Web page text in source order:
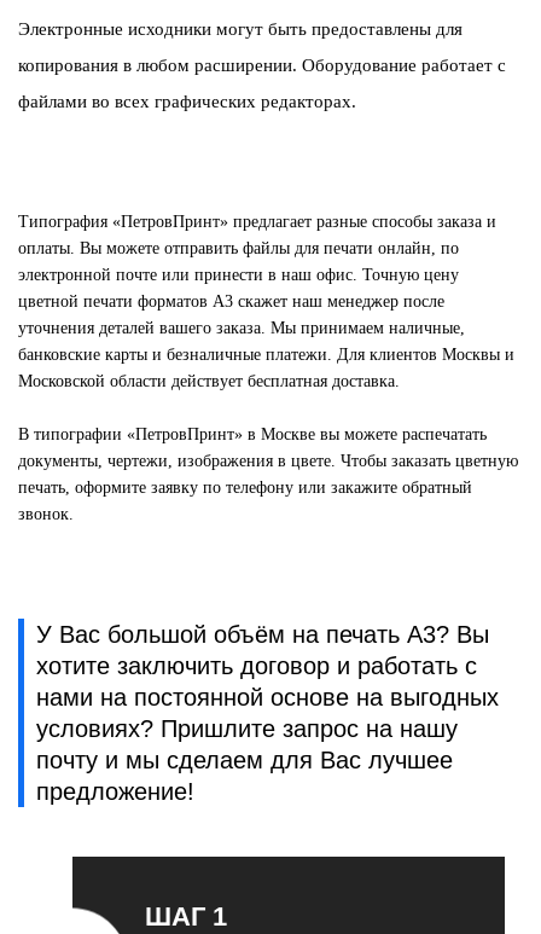
Электронные исходники могут быть предоставлены для
копирования в любом расширении. Оборудование работает с
файлами во всех графических редакторах.
Типография «ПетровПринт» предлагает разные способы заказа и
оплаты. Вы можете отправить файлы для печати онлайн, по
электронной почте или принести в наш офис. Точную цену
цветной печати форматов А3 скажет наш менеджер после
уточнения деталей вашего заказа. Мы принимаем наличные,
банковские карты и безналичные платежи. Для клиентов Москвы и
Московской области действует бесплатная доставка.
В типографии «ПетровПринт» в Москве вы можете распечатать
документы, чертежи, изображения в цвете. Чтобы заказать цветную
печать, оформите заявку по телефону или закажите обратный
звонок.
У Вас большой объём на печать А3? Вы
хотите заключить договор и работать с
нами на постоянной основе на выгодных
условиях? Пришлите запрос на нашу
почту и мы сделаем для Вас лучшее
предложение!
ШАГ 1